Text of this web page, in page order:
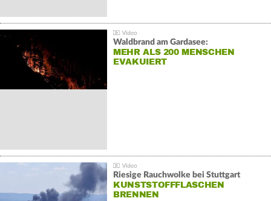
Waldbrand am Gardasee:
MEHR ALS 200 MENSCHEN
EVAKUIERT
Riesige Rauchwolke bei Stuttgart
KUNSTSTOFFFLASCHEN
BRENNEN